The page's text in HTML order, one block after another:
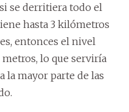
se derritiera todo el
hasta 3 kilómetros
entonces el nivel
lo que serviría
la mayor parte de las